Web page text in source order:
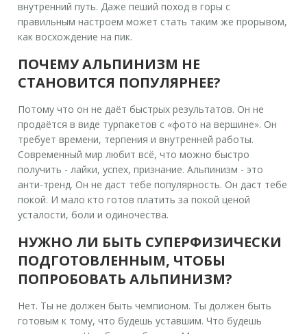
внутренний путь. Даже пеший поход в горы с
правильным настроем может стать таким же прорывом,
как восхождение на пик.
ПОЧЕМУ АЛЬПИНИЗМ НЕ
СТАНОВИТСЯ ПОПУЛЯРНЕЕ?
Потому что он не даёт быстрых результатов. Он не
продаётся в виде турпакетов с «фото на вершине». Он
требует времени, терпения и внутренней работы.
Современный мир любит всё, что можно быстро
получить - лайки, успех, признание. Альпинизм - это
анти-тренд. Он не даст тебе популярность. Он даст тебе
покой. И мало кто готов платить за покой ценой
усталости, боли и одиночества.
НУЖНО ЛИ БЫТЬ СУПЕРФИЗИЧЕСКИ
ПОДГОТОВЛЕННЫМ, ЧТОБЫ
ПОПРОБОВАТЬ АЛЬПИНИЗМ?
Нет. Ты не должен быть чемпионом. Ты должен быть
готовым к тому, что будешь уставшим. Что будешь